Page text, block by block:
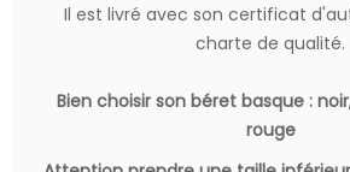
Il est livré avec son certificat
charte de qualité.
Bien choisir son béret basque :
rouge